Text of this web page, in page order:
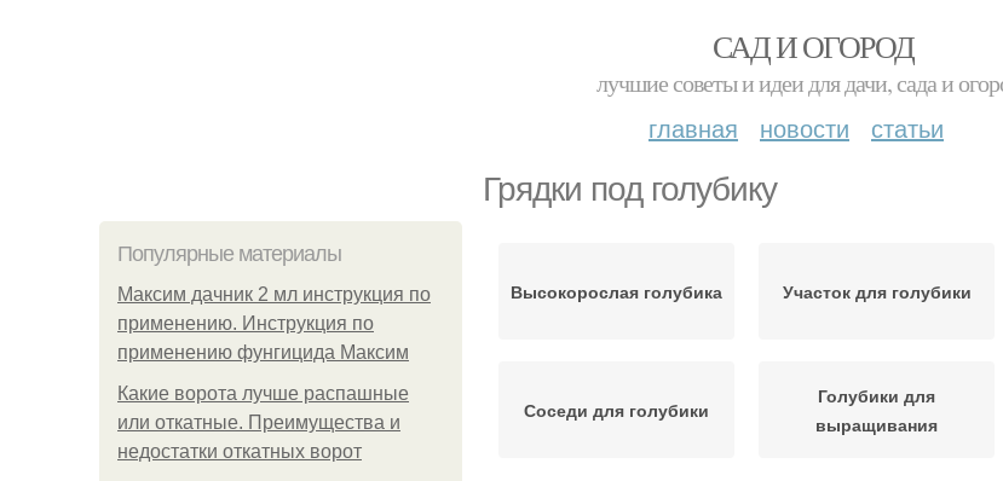
САД И ОГОРОД
лучшие советы и идеи для дачи, сада и
главная новости статьи
Грядки под голубику
Популярные материалы
Максим дачник 2 мл инструкция по
применению. Инструкция по
применению фунгицида Максим
Какие ворота лучше распашные
или откатные. Преимущества и
недостатки откатных ворот
Высокорослая голубика Участок для голубики
Соседи для голубики
Голубики для
выращивания